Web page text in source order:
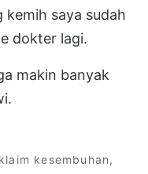
kemih saya sudah
dokter lagi.
makin banyak
kesembuhan,